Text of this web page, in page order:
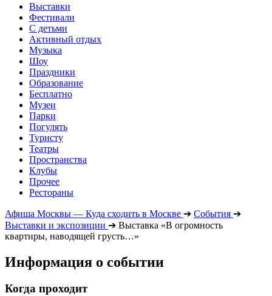
Выставки
Фестивали
С детьми
Активный отдых
Музыка
Шоу
Праздники
Образование
Бесплатно
Музеи
Парки
Погулять
Туристу
Театры
Пространства
Клубы
Прочее
Рестораны
Афиша Москвы — Куда сходить в Москве ➔ События ➔
Выставки и экспозиции ➔ Выставка «В огромность
квартиры, наводящей грусть…»
Информация о событии
Когда проходит